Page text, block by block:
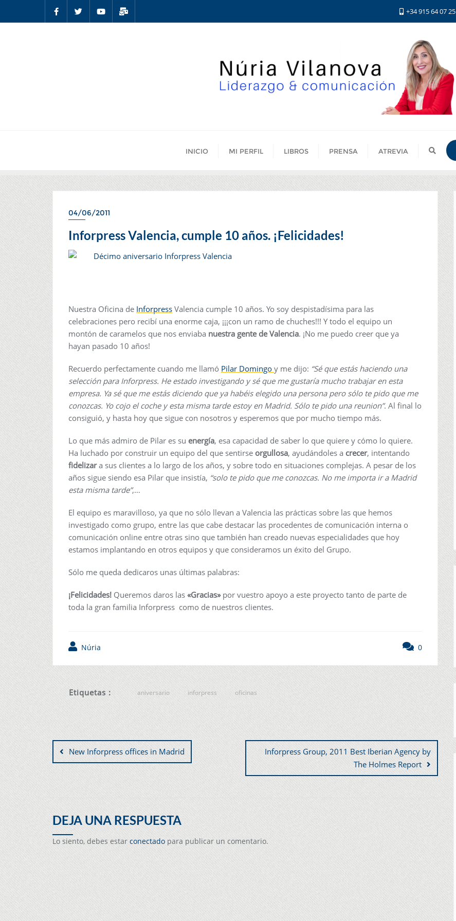
+34 915 64 07 25
INICIO MI PERFIL LIBROS PRENSA ATREVIA
AMIGOS
04/06/2011
Inforpress Valencia, cumple 10 años. ¡Felicidades!
Nuestra Oficina de Inforpress Valencia cumple 10 años. Yo soy despistadísima para las
celebraciones pero recibí una enorme caja, ¡¡¡con un ramo de chuches!!! Y todo el equipo un
montón de caramelos que nos enviaba nuestra gente de Valencia. ¡No me puedo creer que ya
hayan pasado 10 años!
Recuerdo perfectamente cuando me llamó Pilar Domingo y me dijo: “Sé que estás haciendo una
selección para Inforpress. He estado investigando y sé que me gustaría mucho trabajar en esta
empresa. Ya sé que me estás diciendo que ya habéis elegido una persona pero sólo te pido que me
conozcas. Yo cojo el coche y esta misma tarde estoy en Madrid. Sólo te pido una reunion”. Al final lo
consiguió, y hasta hoy que sigue con nosotros y esperemos que por mucho tiempo más.
Lo que más admiro de Pilar es su energía, esa capacidad de saber lo que quiere y cómo lo quiere.
Ha luchado por construir un equipo del que sentirse orgullosa, ayudándoles a crecer, intentando
fidelizara sus clientes a lo largo de los años, y sobre todo en situaciones complejas. A pesar de los
años sigue siendo esa Pilar que insistía, “solo te pido que me conozcas. No me importa ir a Madrid
esta misma tarde”,…
El equipo es maravilloso, ya que no sólo llevan a Valencia las prácticas sobre las que hemos
investigado como grupo, entre las que cabe destacar las procedentes de comunicación interna o
comunicación online entre otras sino que también han creado nuevas especialidades que hoy
estamos implantando en otros equipos y que consideramos un éxito del Grupo.
Sólo me queda dedicaros unas últimas palabras:
¡Felicidades! Queremos daros las «Gracias» por vuestro apoyo a este proyecto tanto de parte de
toda la gran familia Inforpress como de nuestros clientes.
Núria 0
Etiquetas : aniversario inforpress oficinas
New Inforpress offices in Madrid
Inforpress Group, 2011 Best Iberian Agency by
The Holmes Report
DEJA UNA RESPUESTA
Lo siento, debes estar conectado para publicar un comentario.